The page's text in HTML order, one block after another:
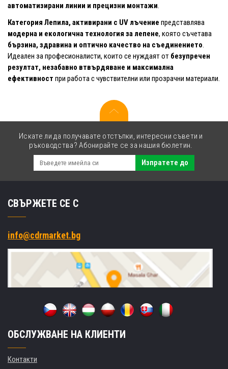
автоматизирани линии и прецизни монтажи.
Категория Лепила, активирани с UV лъчение представлява
модерна и екологична технология за лепене, която съчетава
бързина, здравина и оптично качество на съединението.
Идеален за професионалисти, които се нуждаят от безупречен
резултат, незабавно втвърдяване и максимална
ефективност при работа с чувствителни или прозрачни материали.
Искате ли да получавате отстъпки, интересни съвети и
ръководства? Абонирайте се за нашия бюлетин.
Изпратете до
СВЪРЖЕТЕ СЕ С
info@cdrmarket.bg
ОБСЛУЖВАНЕ НА КЛИЕНТИ
Контакти